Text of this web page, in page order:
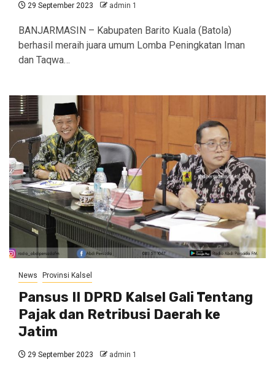
29 September 2023 admin 1
BANJARMASIN – Kabupaten Barito Kuala (Batola)
berhasil meraih juara umum Lomba Peningkatan Iman
dan Taqwa…
News Provinsi Kalsel
Pansus II DPRD Kalsel Gali Tentang
Pajak dan Retribusi Daerah ke
Jatim
29 September 2023 admin 1